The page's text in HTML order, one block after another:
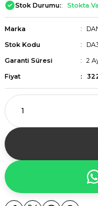
Stok Durumu: Stokta
Marka
Stok Kodu
Garanti Süresi
2
Fiyat